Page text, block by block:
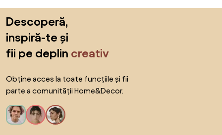
Descoperă,
inspiră-te și
fii pe deplin creativ
Obține acces la toate funcțiile și fii
parte a comunității Home&Decor.